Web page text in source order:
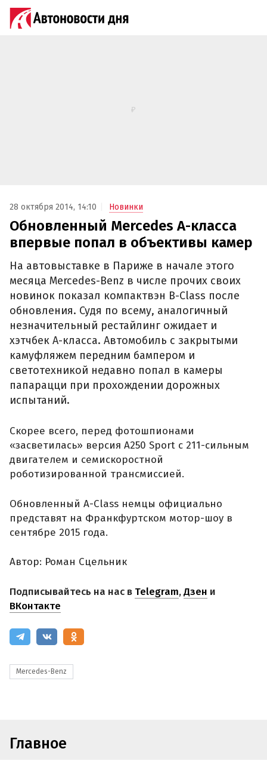
28 октября 2014, 14:10 Новинки
Обновленный Mercedes А-класса
впервые попал в объективы камер
На автовыставке в Париже в начале этого
месяца Mercedes-Benz в числе прочих своих
новинок показал компактвэн B-Class после
обновления. Судя по всему, аналогичный
незначительный рестайлинг ожидает и
хэтчбек A-класса. Автомобиль с закрытыми
камуфляжем передним бампером и
светотехникой недавно попал в камеры
папарацци при прохождении дорожных
испытаний.
Скорее всего, перед фотошпионами
«засветилась» версия A250 Sport с 211-сильным
двигателем и семискоростной
роботизированной трансмиссией.
Обновленный A-Class немцы официально
представят на Франкфуртском мотор-шоу в
сентябре 2015 года.
Автор: Роман Сцельник
Подписывайтесь на нас в Telegram,Дзен и
ВКонтакте
Mercedes-Benz
Главное